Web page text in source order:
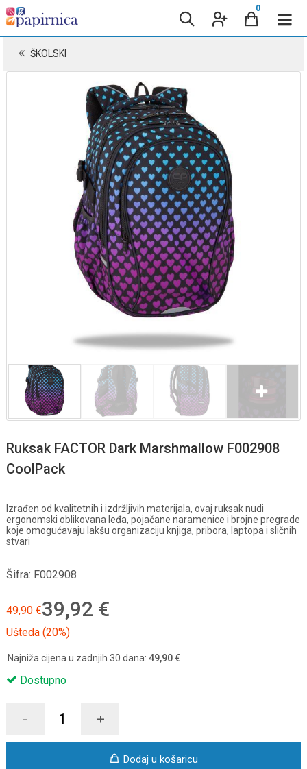
0
ŠKOLSKI
Ruksak FACTOR Dark Marshmallow F002908
CoolPack
Izrađen od kvalitetnih i izdržljivih materijala, ovaj ruksak nudi
ergonomski oblikovana leđa, pojačane naramenice i brojne pregrade
koje omogućavaju lakšu organizaciju knjiga, pribora, laptopa i sličnih
stvari
Šifra: F002908
49,90 €39,92 €
Ušteda (20%)
Najniža cijena u zadnjih 30 dana: 49,90 €
Dostupno
- +
Dodaj u košaricu